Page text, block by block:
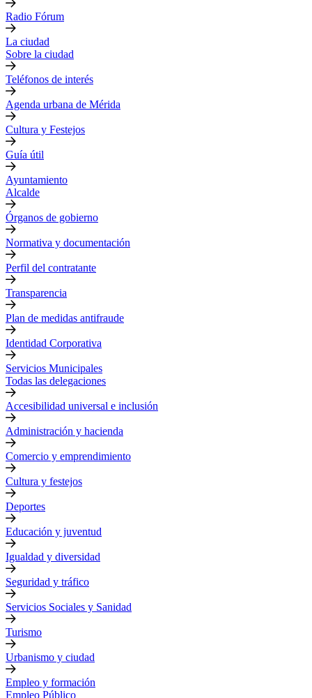
Radio Fórum
La ciudad
Sobre la ciudad
Teléfonos de interés
Agenda urbana de Mérida
Cultura y Festejos
Guía útil
Ayuntamiento
Alcalde
Órganos de gobierno
Normativa y documentación
Perfil del contratante
Transparencia
Plan de medidas antifraude
Identidad Corporativa
Servicios Municipales
Todas las delegaciones
Accesibilidad universal e inclusión
Administración y hacienda
Comercio y emprendimiento
Cultura y festejos
Deportes
Educación y juventud
Igualdad y diversidad
Seguridad y tráfico
Servicios Sociales y Sanidad
Turismo
Urbanismo y ciudad
Empleo y formación
Empleo Público